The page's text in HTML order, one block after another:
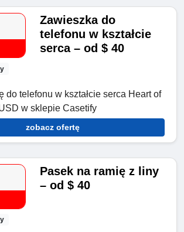
Zawieszka do
telefonu w kształcie
serca – od $ 40
do telefonu w kształcie serca Heart of
w sklepie Casetify
zobacz ofertę
Pasek na ramię z liny
– od $ 40